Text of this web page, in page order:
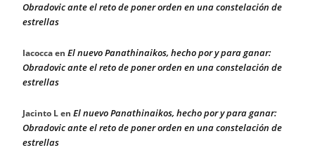
Obradovic ante el reto de poner orden en una constelación de
estrellas
Iacoccaen El nuevo Panathinaikos, hecho por y para ganar:
Obradovic ante el reto de poner orden en una constelación de
estrellas
Jacinto Len El nuevo Panathinaikos, hecho por y para ganar:
Obradovic ante el reto de poner orden en una constelación de
estrellas